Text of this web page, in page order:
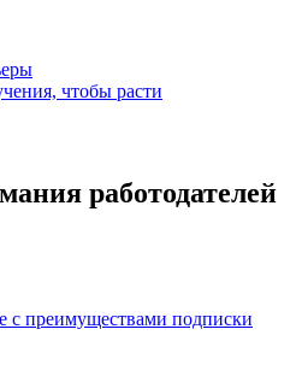
чтобы расти
работодателей
с преимуществами подписки